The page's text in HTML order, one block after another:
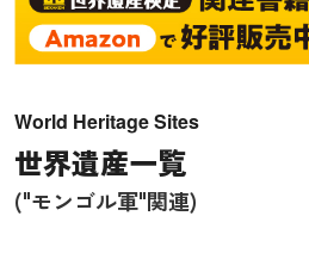
World Heritage Sites
世界遺産一覧
("モンゴル軍"関連)